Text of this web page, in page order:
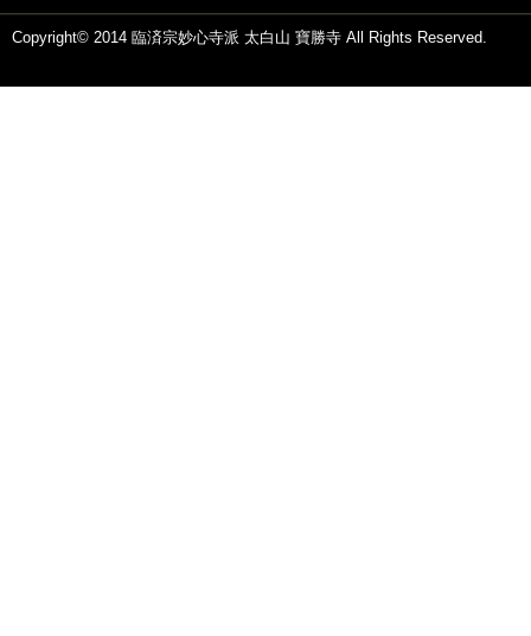
Copyright© 2014 臨済宗妙心寺派 太白山 寶勝寺 All Rights Reserved.